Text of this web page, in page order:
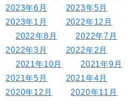
2023年6月
2023年5月
2023年1月
2022年12月
2022年8月
2022年7月
2022年3月
2022年2月
2021年10月
2021年9月
2021年5月
2021年4月
2020年12月
2020年11月